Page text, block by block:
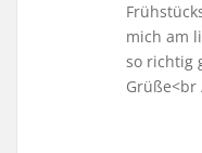
mich am
so richtig
Grüße<br